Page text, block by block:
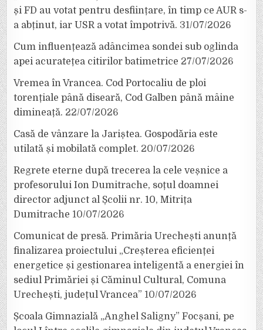
și FD au votat pentru desființare, în timp ce AUR s-
a abținut, iar USR a votat împotrivă. 31/07/2026
Cum influențează adâncimea sondei sub oglinda
apei acuratețea citirilor batimetrice 27/07/2026
Vremea în Vrancea. Cod Portocaliu de ploi
torențiale până diseară, Cod Galben până mâine
dimineață. 22/07/2026
Casă de vânzare la Jariștea. Gospodăria este
utilată și mobilată complet. 20/07/2026
Regrete eterne după trecerea la cele veșnice a
profesorului Ion Dumitrache, soțul doamnei
director adjunct al Școlii nr. 10, Mitrița
Dumitrache 10/07/2026
Comunicat de presă. Primăria Urechești anunță
finalizarea proiectului „Creșterea eficienței
energetice și gestionarea inteligentă a energiei în
sediul Primăriei și Căminul Cultural, Comuna
Urechești, județul Vrancea” 10/07/2026
Școala Gimnazială „Anghel Saligny” Focșani, pe